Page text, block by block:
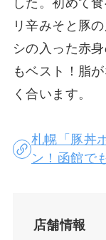
リ辛みそと豚
シの入った赤
もベスト！脂
く合います。
札幌「豚丼
ン！函館で
店舗情報